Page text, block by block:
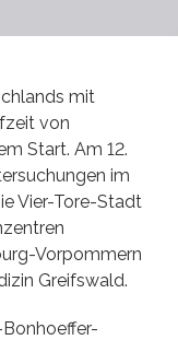
mit
von
Start. Am 12.
im
Vier-Tore-Stadt
Vorpommern
Greifswald.